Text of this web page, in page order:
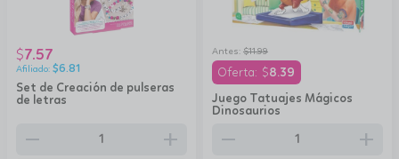
Set de Creación de pulseras
de letras
$7.57
$6.81
remove add
Juego Tatuajes Mágicos
Dinosaurios
$11.99
$8.39
remove add